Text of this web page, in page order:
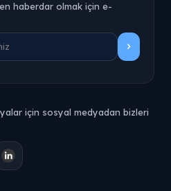
haberdar olmak için e-
için sosyal medyadan bizleri